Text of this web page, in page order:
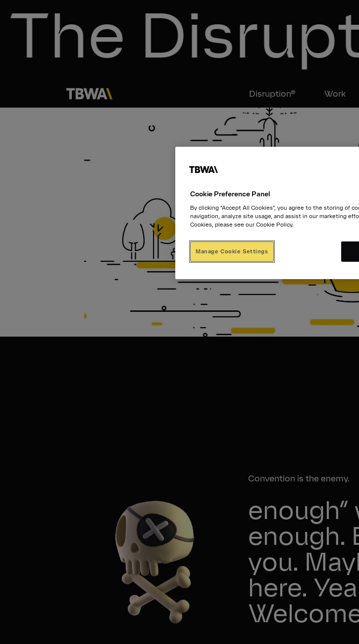
Disruption® Work
Convention is the enemy.
enough.
you.
here.
Cookie Preference Panel
By clicking “Accept All Cookies”, you agree to the storing of
navigation, analyze site usage, and assist in our marketing
Cookies, please see our Cookie Policy.
Manage Cookie Settings